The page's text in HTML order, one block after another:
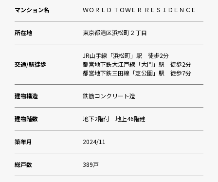
マンション名 ＷＯＲＬＤ ＴＯＷＥＲ ＲＥＳＩＤＥＮＣＥ
所在地 東京都港区浜松町２丁目
交通/駅徒歩
JR山手線「浜松町」駅 徒歩2分
都営地下鉄大江戸線「大門」駅 徒歩2分
都営地下鉄三田線「芝公園」駅 徒歩7分
建物構造 鉄筋コンクリート造
建物階数 地下2階付 地上46階建
築年月 2024/11
総戸数 389戸